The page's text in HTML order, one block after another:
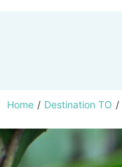
Home / Destination TO /